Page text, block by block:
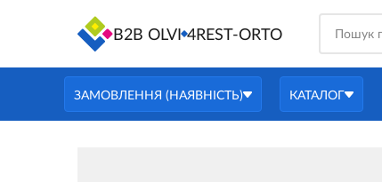
B2B OLVI 4REST-ORTO
ЗАМОВЛЕННЯ (НАЯВНІСТЬ) КАТАЛОГ